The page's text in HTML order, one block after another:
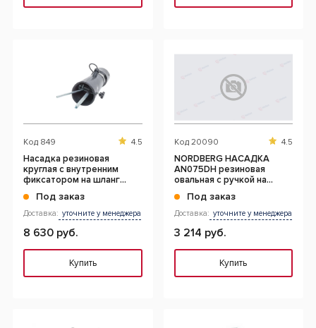
Код 849 4.5
Насадка резиновая
круглая с внутренним
фиксатором на шланг
Под заказ
Доставка: уточните у менеджера
8 630 руб.
Купить
Код 20090 4.5
NORDBERG НАСАДКА
AN075DH резиновая
овальная с ручкой на
Под заказ
Доставка: уточните у менеджера
3 214 руб.
Купить